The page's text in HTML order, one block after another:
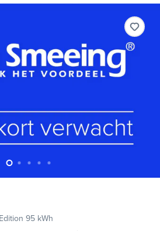
95 kWh